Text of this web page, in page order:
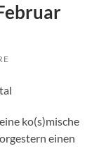
ko(s)mische
einen